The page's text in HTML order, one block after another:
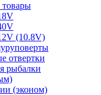
товары
(10.8V)
отвертки
рыбалки
(эконом)